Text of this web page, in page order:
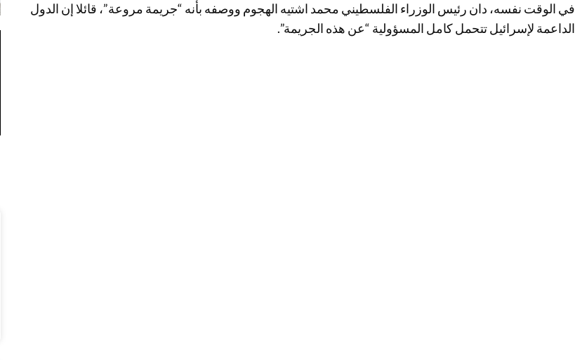
في الوقت نفسه، دان رئيس الوزراء الفلسطيني محمد اشتيه الهجوم ووصفه بأنه “جريمة مروعة”، قائلا إن الدول
الداعمة لإسرائيل تتحمل كامل المسؤولية “عن هذه الجريمة”.